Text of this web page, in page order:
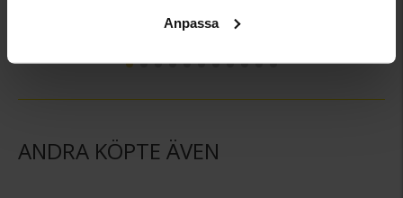
Anpassa
ANDRA KÖPTE ÄVEN